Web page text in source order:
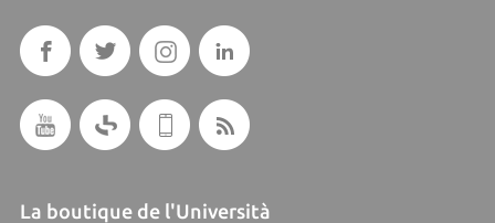
La boutique de l'Università